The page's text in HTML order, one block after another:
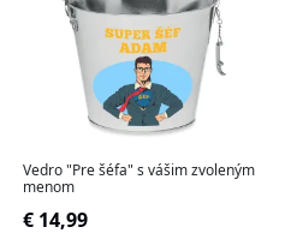
Vedro "Pre šéfa" s vášim zvoleným
menom
€ 14,99